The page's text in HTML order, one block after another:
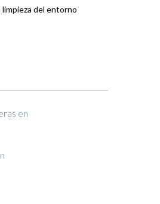
limpieza del entorno
en